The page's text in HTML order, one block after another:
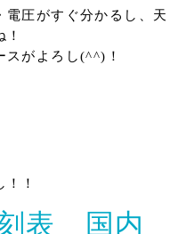
圧がすぐ分かるし、天
スがよろし(^^)！
！
表 国内